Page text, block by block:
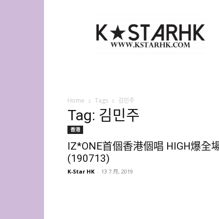
Star
HK
Home Tags 김민주
Tag: 김민주
香港
IZ*ONE首個香港個唱 HIGH爆全
(190713)
K-Star HK - 13 7 月, 2019